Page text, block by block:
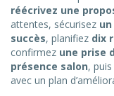
réécrivez une
attentes, sécurisez
succès, planifiez dix
confirmez une prise
présence salon,
avec un plan